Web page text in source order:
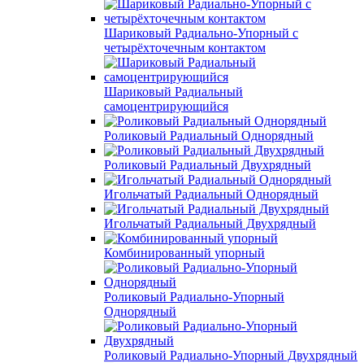
Шариковый Радиально-Упорный с
четырёхточечным контактом
Шариковый Радиальный
самоцентрирующийся
Роликовый Радиальный Однорядный
Роликовый Радиальный Двухрядный
Игольчатый Радиальный Однорядный
Игольчатый Радиальный Двухрядный
Комбинированный упорный
Роликовый Радиально-Упорный
Однорядный
Роликовый Радиально-Упорный Двухрядный